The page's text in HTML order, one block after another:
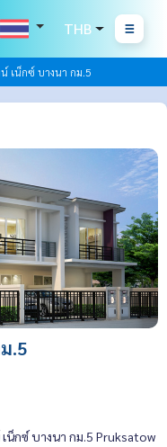
THB
เน็กซ์ บางนา กม.5
.5
น็กซ์ บางนา กม.5 Pruksatow